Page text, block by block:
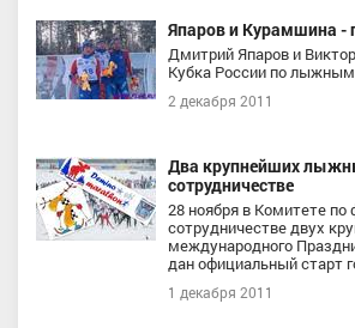
Япаров и Курамшина -
Дмитрий Япаров и
Кубка России по лыжным
2 декабря 2011
Два крупнейших
сотрудничестве
28 ноября в Комитете по
сотрудничестве двух
международного
дан официальный старт
1 декабря 2011
Татьяна Андреевна
, Уральский,
область, г.Тюмень
Забалуев
Мастер